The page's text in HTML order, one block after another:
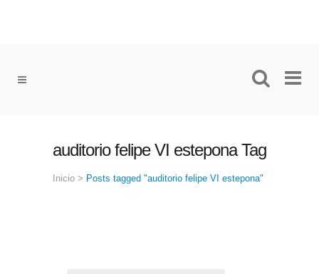
auditorio felipe VI estepona Tag
Inicio > Posts tagged "auditorio felipe VI estepona"